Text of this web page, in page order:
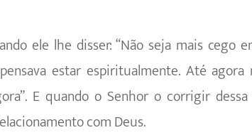
ele lhe disser: “Não seja mais cego
estar espiritualmente. Até
E quando o Senhor o corrigir
com Deus.